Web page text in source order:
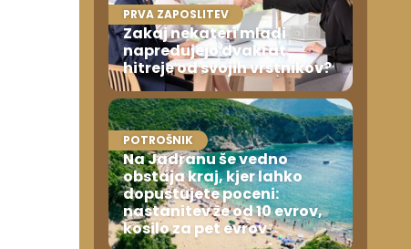
PRVA ZAPOSLITEV
Zakaj nekateri mladi
napredujejo dvakrat
hitreje od svojih vrstnikov?
POTROŠNIK
Na Jadranu še vedno
obstaja kraj, kjer lahko
dopustujete poceni:
nastanitev že od 10 evrov,
kosilo za pet evrov